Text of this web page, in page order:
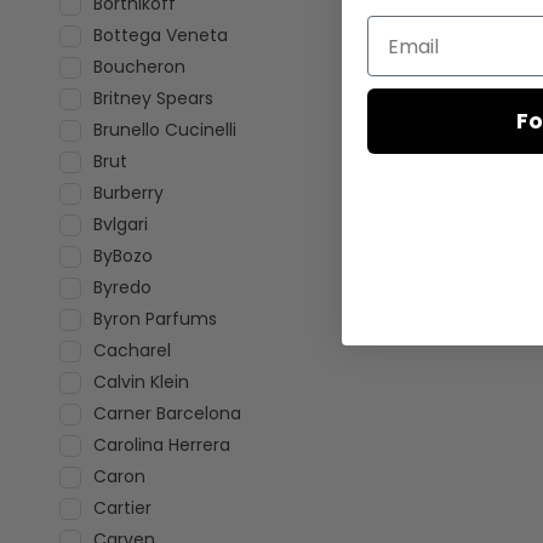
Bottega Veneta
Boucheron
Britney Spears
Brunello Cucinelli
Brut
Burberry
Bvlgari
ByBozo
Byredo
Byron Parfums
Cacharel
Calvin Klein
Carner Barcelona
Carolina Herrera
Caron
Cartier
Email